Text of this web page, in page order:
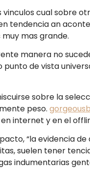
cual sobre
tendencia an
mas grande.
manera no
de vista
sobre la
peso.
internet y en el
“la evidencia
suelen tener
indumentarias